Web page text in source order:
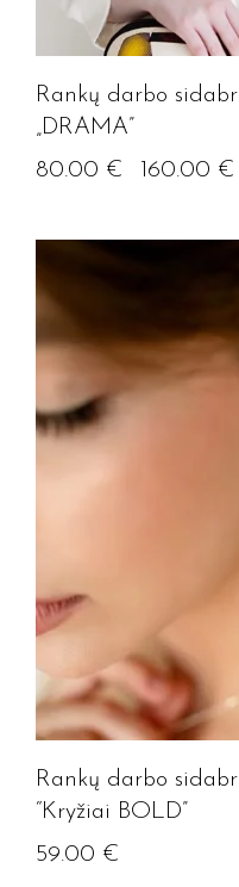
Rankų darbo
„DRAMA”
80.00 € 160.00 €
Rankų darbo
“Kryžiai BOLD”
59.00 €